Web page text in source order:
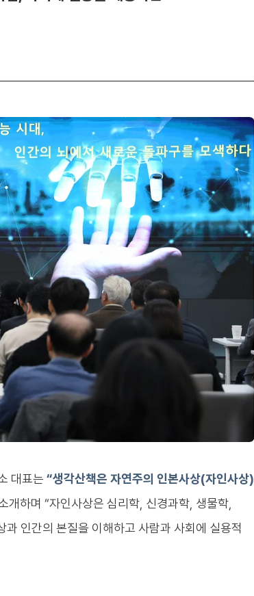
대표는 “생각산책은 자연주의 인본사상(자인사상)
개하며 “자인사상은 심리학, 신경과학, 생물학,
인간의 본질을 이해하고 사람과 사회에 실용적